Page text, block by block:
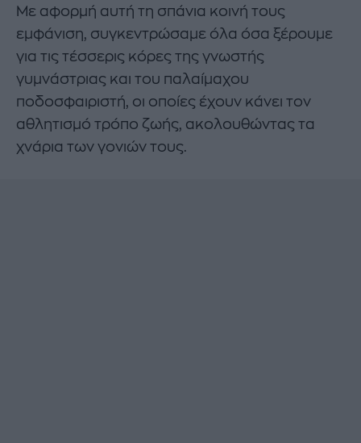
Με αφορμή αυτή τη σπάνια κοινή τους
εμφάνιση, συγκεντρώσαμε όλα όσα ξέρουμε
για τις τέσσερις κόρες της γνωστής
γυμνάστριας και του παλαίμαχου
ποδοσφαιριστή, οι οποίες έχουν κάνει τον
αθλητισμό τρόπο ζωής, ακολουθώντας τα
χνάρια των γονιών τους.